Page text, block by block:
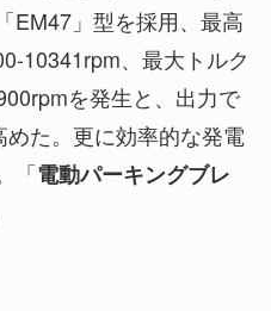
EM47」型を採用、最高
10341rpm、最大トルク
を発生と、出力で
た。更に効率的な発電
「電動パーキングブレ